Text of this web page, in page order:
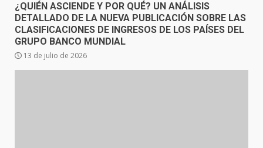
¿QUIÉN ASCIENDE Y POR QUÉ? UN ANÁLISIS
DETALLADO DE LA NUEVA PUBLICACIÓN SOBRE LAS
CLASIFICACIONES DE INGRESOS DE LOS PAÍSES DEL
GRUPO BANCO MUNDIAL
13 de julio de 2026